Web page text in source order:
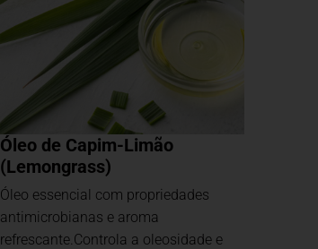
Óleo de Capim-Limão
(Lemongrass)
Óleo essencial com propriedades
antimicrobianas e aroma
refrescante.Controla a oleosidade e